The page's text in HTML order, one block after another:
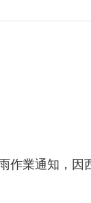
作業通知，